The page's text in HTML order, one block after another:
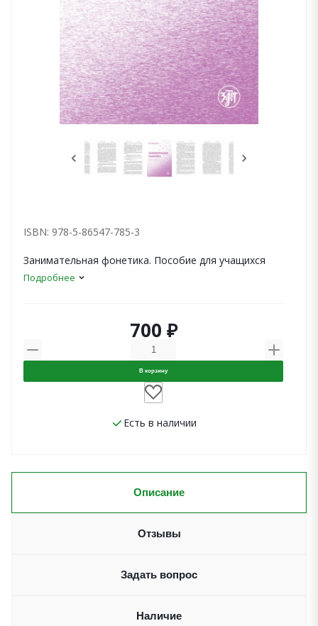
ISBN: 978-5-86547-785-3
Занимательная фонетика. Пособие для учащихся
Подробнее
700 ₽
В корзину
Есть в наличии
Описание
Отзывы
Задать вопрос
Наличие